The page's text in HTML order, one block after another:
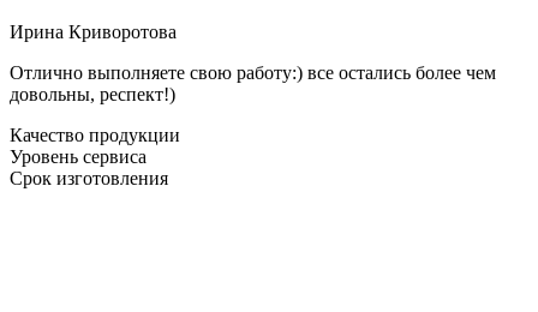
Ирина Криворотова
Отлично выполняете свою работу:) все остались более чем
довольны, респект!)
Качество продукции
Уровень сервиса
Срок изготовления